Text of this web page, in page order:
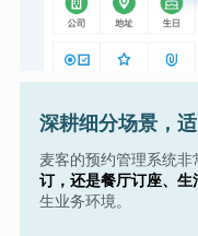
深耕细分场景，
麦客的预约管理系统非
订，还是餐厅订座、生
生业务环境。